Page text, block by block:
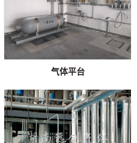
气体平台